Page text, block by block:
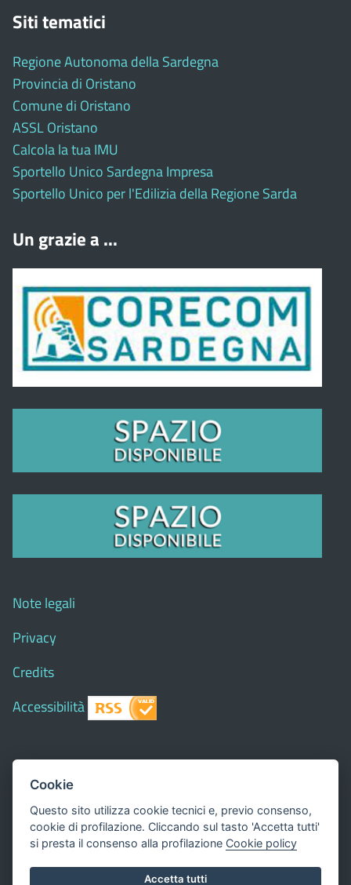
Siti tematici
Regione Autonoma della Sardegna
Provincia di Oristano
Comune di Oristano
ASSL Oristano
Calcola la tua IMU
Sportello Unico Sardegna Impresa
Sportello Unico per l'Edilizia della Regione Sarda
Un grazie a ...
Note legali
Privacy
Credits
Accessibilità
© 2018 Comune di
del Comune - CMS:Città In Comune
Questo sito utilizza, nella versione per UTENTI CON
DISLESSIA,Biancoenero ®, una font italiana ad Alta
Cookie
Questo sito utilizza cookie tecnici e, previo consenso,
cookie di profilazione. Cliccando sul tasto 'Accetta tutti'
si presta il consenso alla profilazione Cookie policy
Accetta tutti